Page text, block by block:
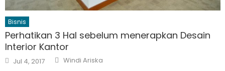
Bisnis
Perhatikan 3 Hal sebelum menerapkan Desain
Interior Kantor
Posted
on
Jul 4, 2017 Author
Windi Ariska